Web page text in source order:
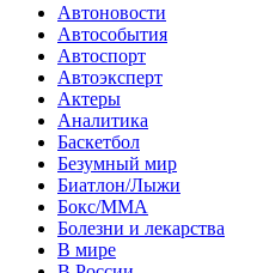
Автоновости
Автособытия
Автоспорт
Автоэксперт
Актеры
Аналитика
Баскетбол
Безумный мир
Биатлон/Лыжи
Бокс/MMA
Болезни и лекарства
В мире